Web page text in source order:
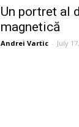
Un portret al
magnetică
Andrei Vartic - July